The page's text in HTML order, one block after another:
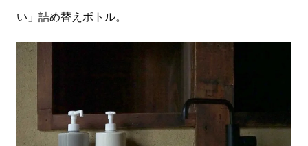
い」詰め替えボトル。